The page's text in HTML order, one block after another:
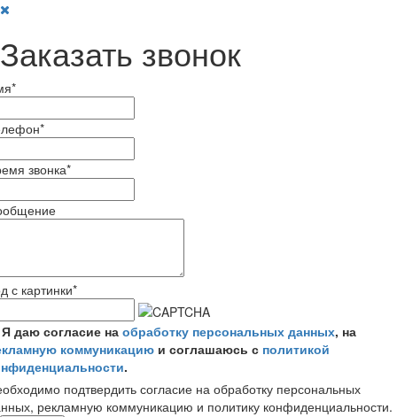
Заказать звонок
*
*
звонка*
с картинки*
Я даю согласие на обработку персональных данных, на
коммуникацию и соглашаюсь с политикой
.
подтвердить согласие на обработку персональных
рекламную коммуникацию и политику конфиденциальности.